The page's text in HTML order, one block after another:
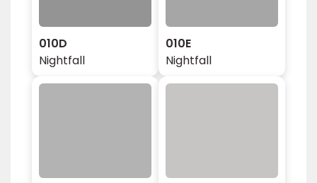
010D
Nightfall
010E
Nightfall